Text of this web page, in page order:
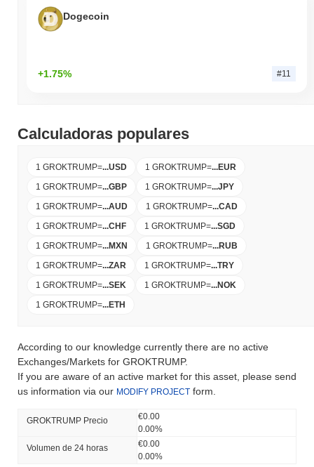
Dogecoin
+1.75% #11
Calculadoras populares
1 GROKTRUMP=...USD 1 GROKTRUMP=...EUR
1 GROKTRUMP=...GBP 1 GROKTRUMP=...JPY
1 GROKTRUMP=...AUD 1 GROKTRUMP=...CAD
1 GROKTRUMP=...CHF 1 GROKTRUMP=...SGD
1 GROKTRUMP=...MXN 1 GROKTRUMP=...RUB
1 GROKTRUMP=...ZAR 1 GROKTRUMP=...TRY
1 GROKTRUMP=...SEK 1 GROKTRUMP=...NOK
1 GROKTRUMP=...ETH
According to our knowledge currently there are no active
Exchanges/Markets for GROKTRUMP.
If you are aware of an active market for this asset, please send
us information via our MODIFY PROJECT form.
GROKTRUMP Precio
€0.00
0.00%
Volumen de 24 horas
€0.00
0.00%